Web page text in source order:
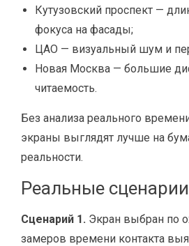
Кутузовский проспект —
фокуса на фасады;
ЦАО — визуальный шум и
Новая Москва — большие
читаемость.
Без анализа реального
экраны выглядят лучше на
реальности.
Реальные
Сценарий 1. Экран выбран по
замеров времени контакта